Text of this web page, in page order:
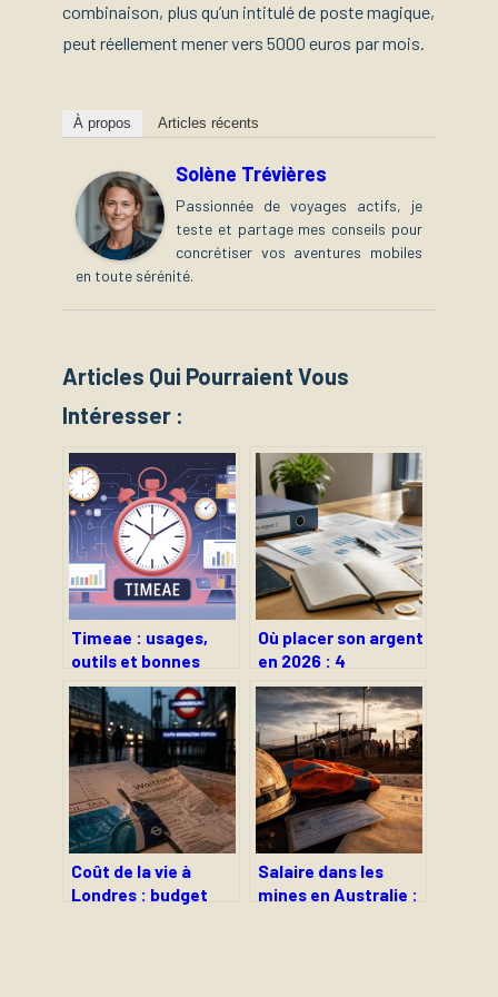
combinaison, plus qu’un intitulé de poste magique,
peut réellement mener vers 5000 euros par mois.
À propos Articles récents
Solène Trévières
Passionnée de voyages actifs, je
teste et partage mes conseils pour
concrétiser vos aventures mobiles
en toute sérénité.
Articles Qui Pourraient Vous
Intéresser :
Timeae : usages,
outils et bonnes
pratiques autour de
ce terme clé
Où placer son argent
en 2026 : 4
stratégies pour
battre l’inflation et
sécuriser votre
capital
Coût de la vie à
Londres : budget
Salaire dans les
mines en Australie :